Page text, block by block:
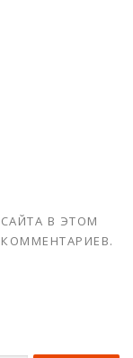
В ЭТОМ